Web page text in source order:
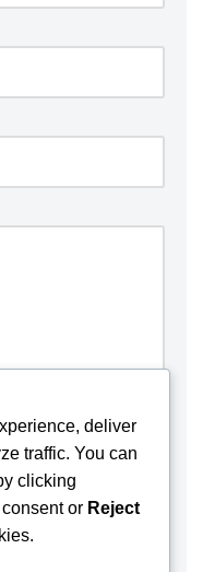
this browser for the
deliver
traffic. You can
clicking
or Reject